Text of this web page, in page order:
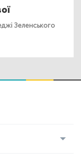
Зеленського